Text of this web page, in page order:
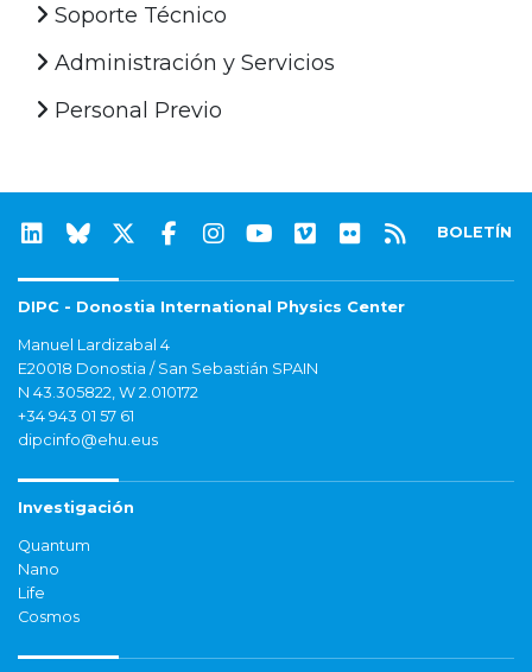
Soporte Técnico
Administración y Servicios
Personal Previo
BOLETÍN
DIPC - Donostia International Physics Center
Manuel Lardizabal 4
E20018 Donostia / San Sebastián SPAIN
N 43.305822, W 2.010172
+34 943 01 57 61
dipcinfo@ehu.eus
Investigación
Quantum
Nano
Life
Cosmos